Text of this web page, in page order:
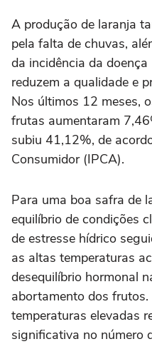
A produção de laranja
pela falta de chuvas,
da incidência da doença
reduzem a qualidade e
Nos últimos 12 meses,
frutas aumentaram
subiu 41,12%, de
Consumidor (IPCA).
Para uma boa safra de
equilíbrio de condições
de estresse hídrico
as altas temperaturas
desequilíbrio hormonal
abortamento dos
temperaturas elevadas
significativa no número